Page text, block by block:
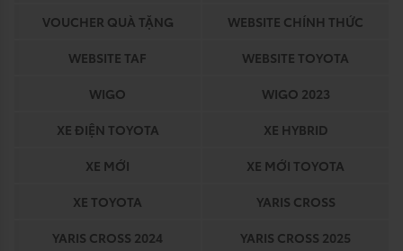
VOUCHER QUÀ TẶNG
WEBSITE CHÍNH THỨC
WEBSITE TAF
WEBSITE TOYOTA
WIGO
WIGO 2023
XE ĐIỆN TOYOTA
XE HYBRID
XE MỚI
XE MỚI TOYOTA
XE TOYOTA
YARIS CROSS
YARIS CROSS 2024
YARIS CROSS 2025